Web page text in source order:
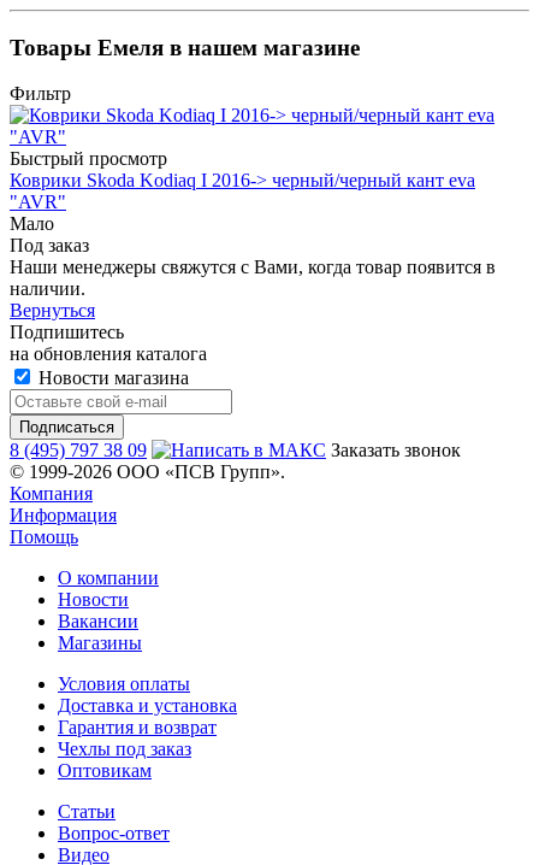
Товары Емеля в нашем магазине
Фильтр
Быстрый просмотр
Коврики Skoda Kodiaq I 2016-> черный/черный кант eva
"AVR"
Мало
Под заказ
Наши менеджеры свяжутся с Вами, когда товар появится в
наличии.
Вернуться
Подпишитесь
на обновления каталога
Новости магазина
8 (495) 797 38 09
Заказать звонок
© 1999-2026 ООО «ПСВ Групп».
Компания
Информация
Помощь
О компании
Новости
Вакансии
Магазины
Условия оплаты
Доставка и установка
Гарантия и возврат
Чехлы под заказ
Оптовикам
Статьи
Вопрос-ответ
Видео